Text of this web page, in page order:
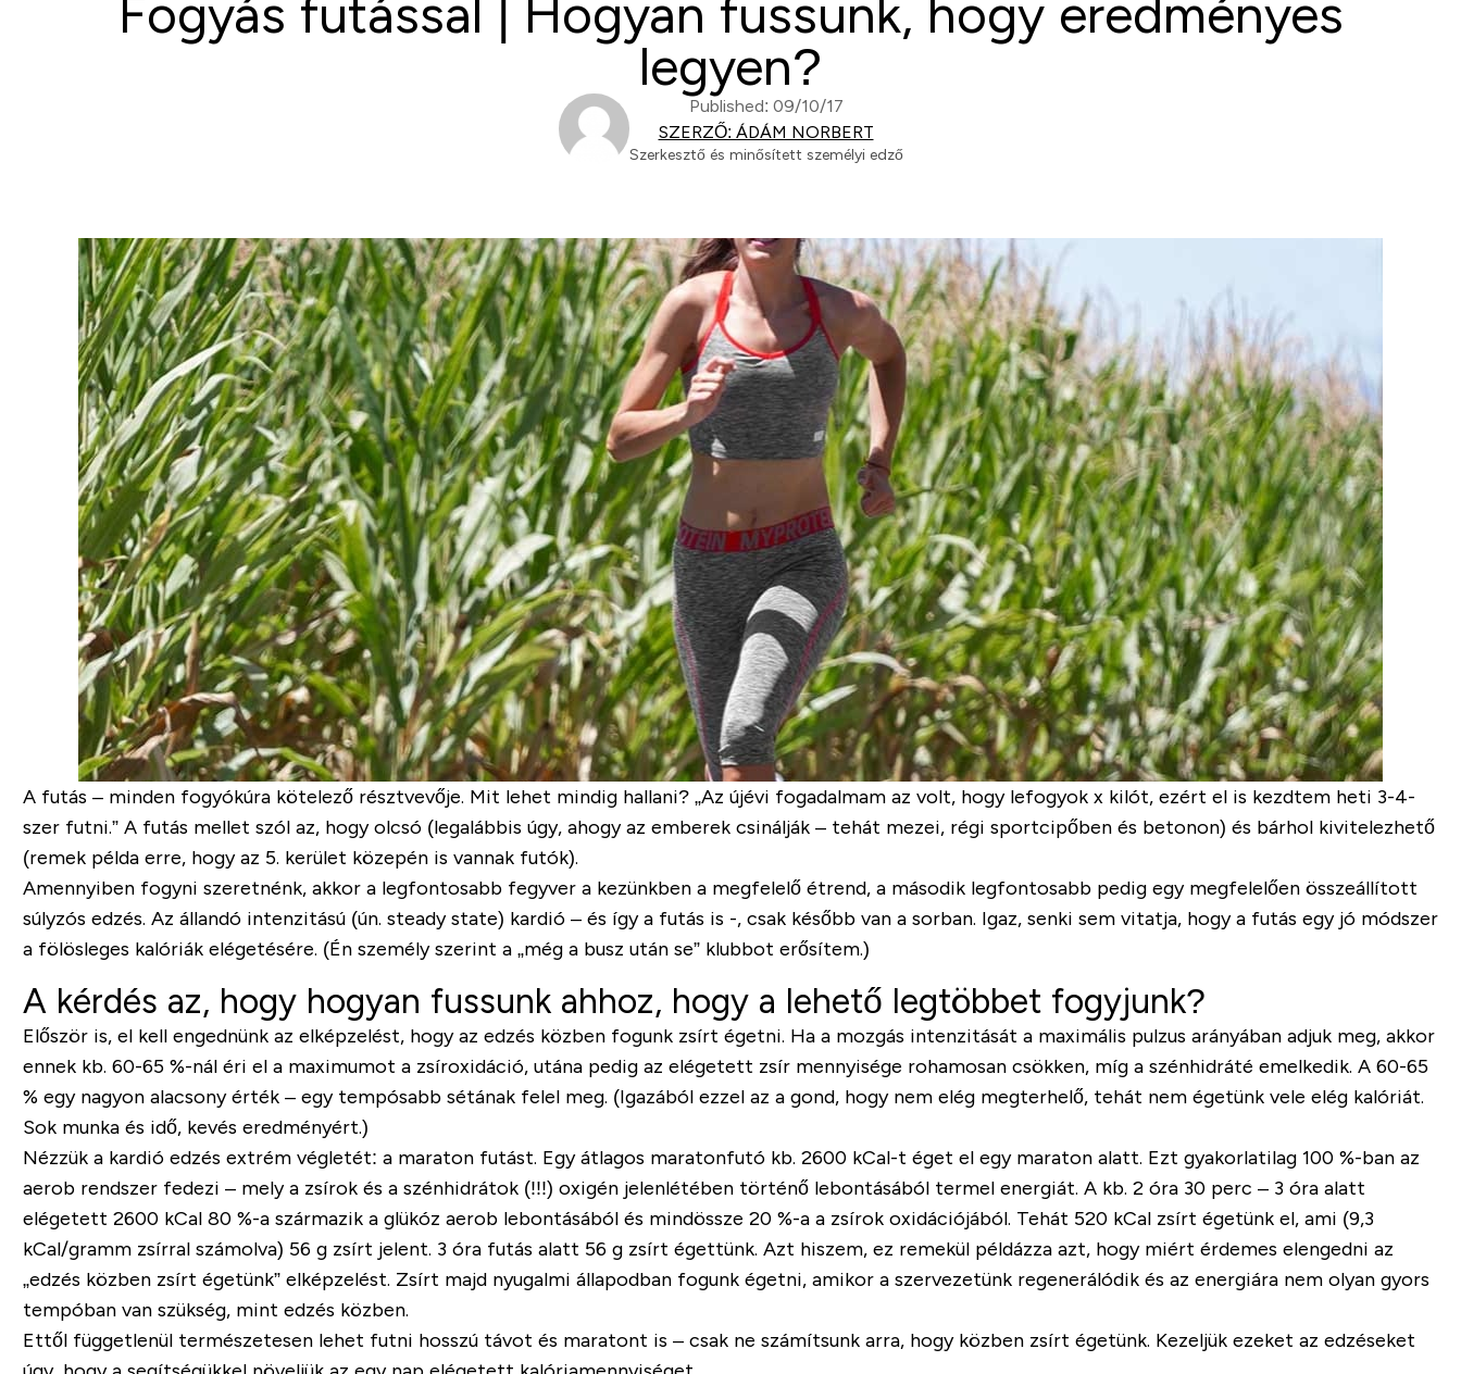
Fogyás futással | Hogyan fussunk, hogy eredményes
legyen?
Published: 09/10/17
SZERZŐ: ÁDÁM NORBERT
Szerkesztő és minősített személyi edző
A futás – minden fogyókúra kötelező résztvevője. Mit lehet mindig hallani? „Az újévi fogadalmam az volt, hogy lefogyok x kilót, ezért el is kezdtem heti 3-4-
szer futni.” A futás mellet szól az, hogy olcsó(legalábbis úgy, ahogy az emberek csinálják – tehát mezei, régi sportcipőben és betonon) és bárhol kivitelezhető
(remek példa erre, hogy az 5. kerület közepén is vannak futók).
Amennyiben fogyni szeretnénk, akkor a legfontosabb fegyver a kezünkben a megfelelő étrend, a második legfontosabb pedig egy megfelelően összeállított
súlyzós edzés. Az állandó intenzitású (ún. steady state) kardió – és így a futás is -, csak később van a sorban. Igaz, senki sem vitatja, hogy a futás egy jó módszer
a fölösleges kalóriák elégetésére. (Én személy szerint a „még a busz után se” klubbot erősítem.)
A kérdés az, hogy hogyan fussunk ahhoz, hogy a lehető legtöbbet fogyjunk?
Először is, el kell engednünk az elképzelést, hogy az edzés közbenfogunk zsírt égetni. Ha a mozgás intenzitását a maximális pulzus arányában adjuk meg, akkor
ennek kb. 60-65 %-nál éri el a maximumot a zsíroxidáció, utána pedig az elégetett zsír mennyisége rohamosan csökken, míg a szénhidráté emelkedik. A 60-65
% egy nagyon alacsony érték – egy tempósabb sétának felel meg. (Igazából ezzel az a gond, hogy nem elég megterhelő, tehát nem égetünk vele elég kalóriát.
Sok munka és idő, kevés eredményért.)
Nézzük a kardió edzés extrém végletét: a maraton futást. Egy átlagos maratonfutó kb. 2600 kCal-t éget elegy maraton alatt. Ezt gyakorlatilag 100 %-ban az
aerob rendszer fedezi – mely a zsírok és a szénhidrátok (!!!) oxigén jelenlétében történő lebontásából termel energiát. A kb. 2 óra 30 perc – 3 óra alatt
elégetett 2600 kCal 80 %-a származik a glükóz aerob lebontásából és mindössze 20 %-a a zsírok oxidációjából. Tehát 520 kCal zsírt égetünk el, ami (9,3
kCal/gramm zsírral számolva) 56 g zsírt jelent. 3 óra futás alatt 56 g zsírt égettünk. Azt hiszem, ez remekül példázza azt, hogy miért érdemes elengedni az
„edzés közben zsírt égetünk” elképzelést. Zsírt majd nyugalmi állapodban fogunk égetni, amikor a szervezetünk regenerálódik és az energiára nem olyan gyors
tempóban van szükség, mint edzés közben.
Ettől függetlenül természetesen lehet futni hosszú távot és maratont is – csak ne számítsunk arra, hogy közbenzsírt égetünk. Kezeljük ezeket az edzéseket